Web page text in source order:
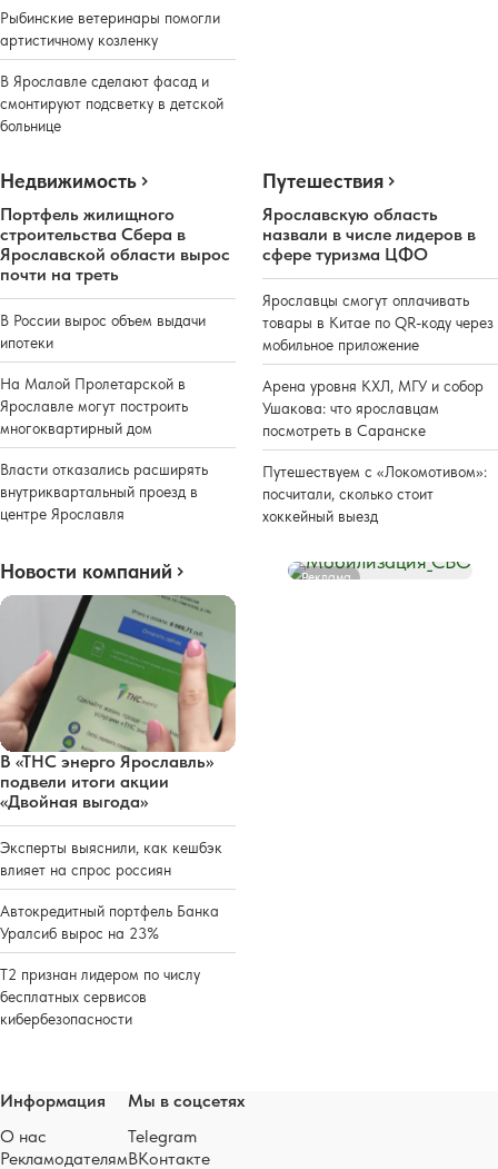
Рыбинские ветеринары помогли
артистичному козленку
В Ярославле сделают фасад и
смонтируют подсветку в детской
больнице
Недвижимость
Портфель жилищного
строительства Сбера в
Ярославской области вырос
почти на треть
В России вырос объем выдачи
ипотеки
На Малой Пролетарской в
Ярославле могут построить
многоквартирный дом
Власти отказались расширять
внутриквартальный проезд в
центре Ярославля
Путешествия
Ярославскую область
назвали в числе лидеров в
сфере туризма ЦФО
Ярославцы смогут оплачивать
товары в Китае по QR-коду через
мобильное приложение
Арена уровня КХЛ, МГУ и собор
Ушакова: что ярославцам
посмотреть в Саранске
Путешествуем с «Локомотивом»:
посчитали, сколько стоит
хоккейный выезд
Новости компаний
В «ТНС энерго Ярославль»
подвели итоги акции
«Двойная выгода»
Эксперты выяснили, как кешбэк
влияет на спрос россиян
Автокредитный портфель Банка
Уралсиб вырос на 23%
Т2 признан лидером по числу
бесплатных сервисов
кибербезопасности
Реклама
Информация
О нас
Рекламодателям
Мы в соцсетях
Telegram
ВКонтакте